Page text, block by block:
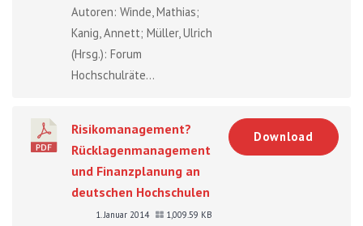
Autoren: Winde, Mathias;
Kanig, Annett; Müller, Ulrich
(Hrsg.): Forum
Hochschulräte...
Risikomanagement?
Rücklagenmanagement
und Finanzplanung an
deutschen Hochschulen
1. Januar 2014
1,009.59 KB
Download